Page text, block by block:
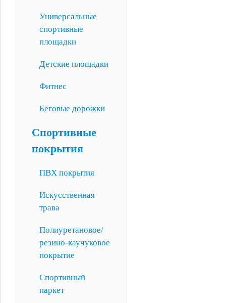
Универсальные
спортивные
площадки
Детские площадки
Фитнес
Беговые дорожки
Спортивные
покрытия
ПВХ покрытия
Искусственная
трава
Полиуретановое/
резино-каучуковое
покрытие
Спортивный
паркет